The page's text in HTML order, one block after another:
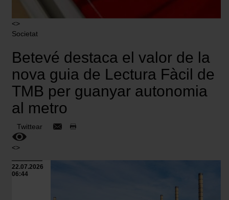
<>
Societat
Betevé destaca el valor de la
nova guia de Lectura Fàcil de
TMB per guanyar autonomia
al metro
Twittear
<>
22.07.2026
06:44